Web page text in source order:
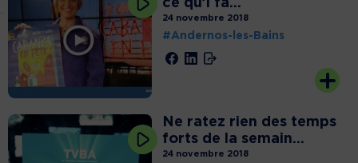
ce qu’l fa...
24 novembre 2018
#Andernos-les-Bains
Ne ratez rien des temps
forts de la semain...
24 novembre 2018